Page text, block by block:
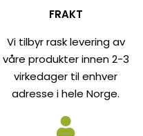
FRAKT
Vi tilbyr rask levering av
våre produkter innen 2-3
virkedager til enhver
adresse i hele Norge.